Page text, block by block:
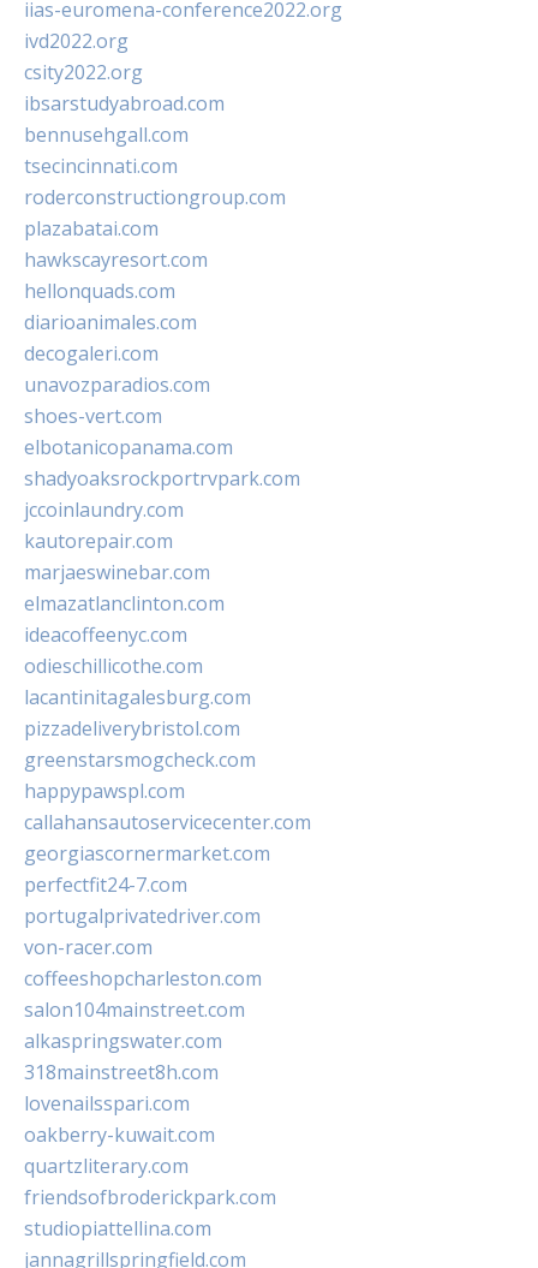
iias-euromena-conference2022.org
ivd2022.org
csity2022.org
ibsarstudyabroad.com
bennusehgall.com
tsecincinnati.com
roderconstructiongroup.com
plazabatai.com
hawkscayresort.com
hellonquads.com
diarioanimales.com
decogaleri.com
unavozparadios.com
shoes-vert.com
elbotanicopanama.com
shadyoaksrockportrvpark.com
jccoinlaundry.com
kautorepair.com
marjaeswinebar.com
elmazatlanclinton.com
ideacoffeenyc.com
odieschillicothe.com
lacantinitagalesburg.com
pizzadeliverybristol.com
greenstarsmogcheck.com
happypawspl.com
callahansautoservicecenter.com
georgiascornermarket.com
perfectfit24-7.com
portugalprivatedriver.com
von-racer.com
coffeeshopcharleston.com
salon104mainstreet.com
alkaspringswater.com
318mainstreet8h.com
lovenailsspari.com
oakberry-kuwait.com
quartzliterary.com
friendsofbroderickpark.com
studiopiattellina.com
jannagrillspringfield.com